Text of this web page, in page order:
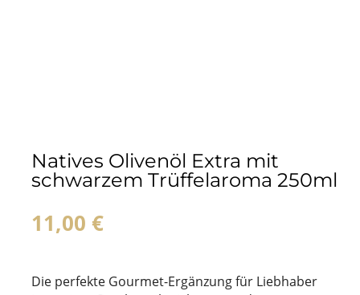
Natives Olivenöl Extra mit
schwarzem Trüffelaroma 250ml
11,00 €
Die perfekte Gourmet-Ergänzung für Liebhaber